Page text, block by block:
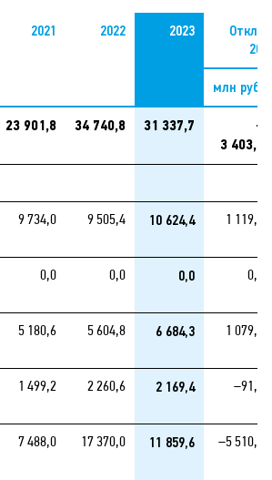
2021 2022 2023
млн руб.
23 901,8 34 740,8 31 337,7
–
3 403,1
9 734,0 9 505,4 10 624,4 1 119,0
0,0 0,0 0,0 0,0
5 180,6 5 604,8 6 684,3 1 079,5
1 499,2 2 260,6 2 169,4 –91,2
7 488,0 17 370,0 11 859,6 –5 510,4